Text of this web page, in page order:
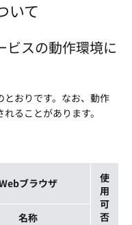
いて
ビスの動作環境に
とおりです。なお、動作
ることがあります。
ブラウザ
使
用
可
否
名称